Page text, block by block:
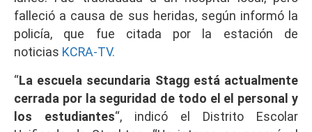
falleció a causa de sus heridas, según informó la
policía, que fue citada por la estación de
noticias KCRA-TV.
“La escuela secundaria Stagg está actualmente
cerrada por la seguridad de todo el el personal y
los estudiantes“, indicó el Distrito Escolar